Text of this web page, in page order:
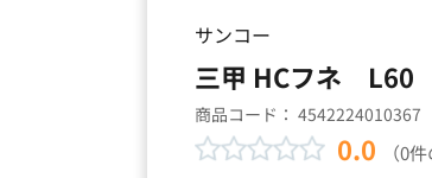
サンコー
三甲 HCフネ L60
商品コード： 4542224010367
0.0 （0